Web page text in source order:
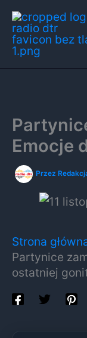
Przejdź
do
treści
Emocje
Przez
Strona
Partynice
ostatniej